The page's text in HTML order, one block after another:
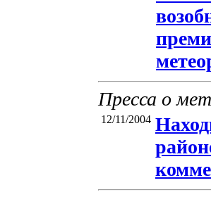
Пресса о
12/11/2004